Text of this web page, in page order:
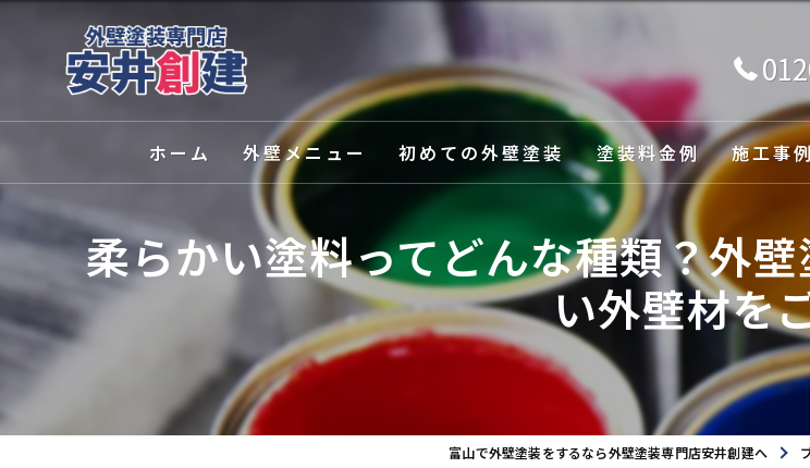
ホーム 外壁メニュー
外壁塗装
屋根塗装
外壁関連サービス
初めての外壁塗装
選ばれる理由
塗装の種類
カラーシミュレーション
塗装料金例 施工事例
柔らかい塗料ってどんな種類？外
い外壁材を
富山で外壁塗装をするなら外壁塗装専門店安井創建へ